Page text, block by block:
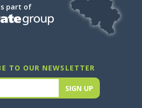
is part of
TO OUR NEWSLETTER